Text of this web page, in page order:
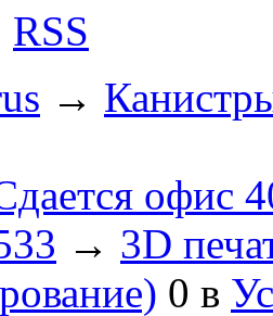
RSS
→
офис
→ 3D
0 в